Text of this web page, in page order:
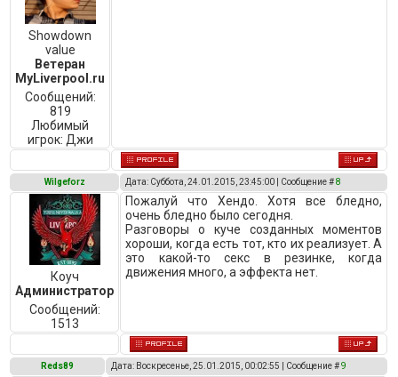
Showdown
value
Ветеран
MyLiverpool.ru
Сообщений:
819
Любимый
игрок: Джи
Wilgeforz Дата: Суббота, 24.01.2015, 23:45:00 | Сообщение #8
Коуч
Администратор
Сообщений:
1513
Пожалуй что Хендо. Хотя все бледно,
очень бледно было сегодня.
Разговоры о куче созданных моментов
хороши, когда есть тот, кто их реализует. А
это какой-то секс в резинке, когда
движения много, а эффекта нет.
Reds89 Дата: Воскресенье, 25.01.2015, 00:02:55 | Сообщение #9